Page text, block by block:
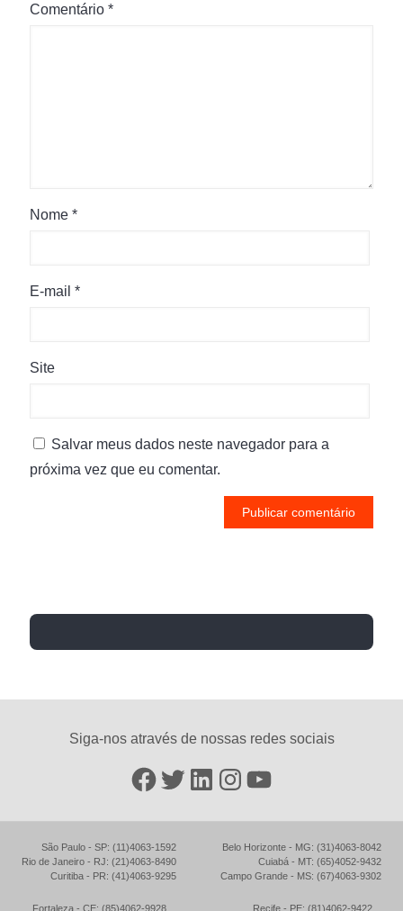
Comentário *
Nome *
E-mail *
Site
Salvar meus dados neste navegador para a
próxima vez que eu comentar.
Siga-nos através de nossas redes sociais
Facebook
Twitter
LinkedIn
Instagram
YouTube
São Paulo - SP: (11)4063-1592
Rio de Janeiro - RJ: (21)4063-8490
Curitiba - PR: (41)4063-9295
Belo Horizonte - MG: (31)4063-8042
Cuiabá - MT: (65)4052-9432
Campo Grande - MS: (67)4063-9302
Fortaleza - CE: (85)4062-9928 Recife - PE: (81)4062-9422